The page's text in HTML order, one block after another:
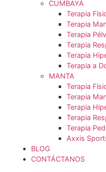
VALLE DE
Terapia
Terapia
Terapia
Terapia
Terapia
Terapia
CUMBAYA
Terapia
Terapia
Terapia
Terapia